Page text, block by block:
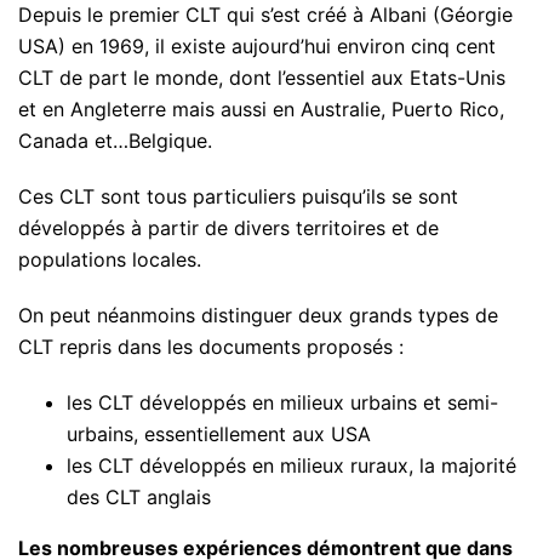
Depuis le premier CLT qui s’est créé à Albani (Géorgie
USA) en 1969, il existe aujourd’hui environ cinq cent
CLT de part le monde, dont l’essentiel aux Etats-Unis
et en Angleterre mais aussi en Australie, Puerto Rico,
Canada et…Belgique.
Ces CLT sont tous particuliers puisqu’ils se sont
développés à partir de divers territoires et de
populations locales.
On peut néanmoins distinguer deux grands types de
CLT repris dans les documents proposés :
les CLT développés en milieux urbains et semi-
urbains, essentiellement aux USA
les CLT développés en milieux ruraux, la majorité
des CLT anglais
Les nombreuses expériences démontrent que dans